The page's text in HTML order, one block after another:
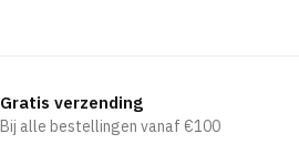
Gratis verzending
Bij alle bestellingen vanaf €100